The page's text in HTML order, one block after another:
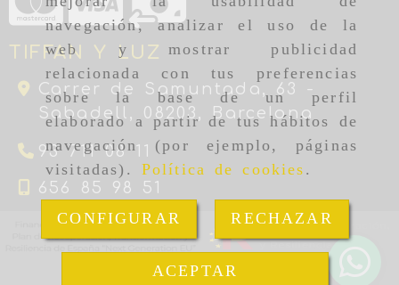
navegación, analizar el uso de la
web y mostrar publicidad
relacionada con tus preferencias
sobre la base de un perfil
elaborado a partir de tus hábitos de
navegación (por ejemplo, páginas
visitadas). Política de cookies .
CONFIGURAR RECHAZAR
ACEPTAR
TIFFAN Y LUZ
Carrer de Samuntada, 63 -
Sabadell, 08203, Barcelona
93 711 08 11
656 85 98 51